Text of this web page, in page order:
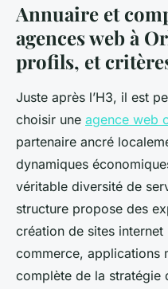
Annuaire et
agences web à
profils, et
Juste après l’H3, il est
choisir une agence web
partenaire ancré
dynamiques
véritable diversité de
structure propose des
création de sites
commerce, applications
complète de la stratégie